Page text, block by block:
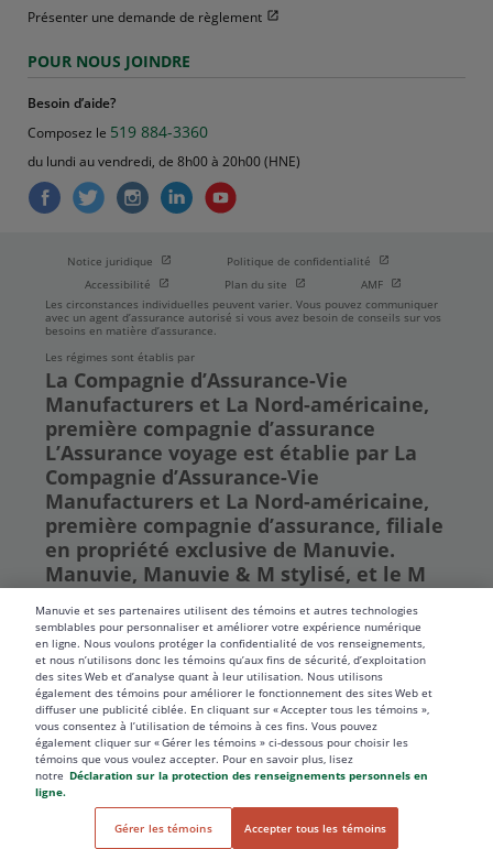
Présenter une demande de règlement Ouvrir dans une nouvelle fenetre
POUR NOUS JOINDRE
Besoin d’aide?
Composez le 519 884-3360
du lundi au vendredi, de 8h00 à 20h00 (HNE)
Notice juridique Ouvrir dans une nouvelle fenetre
Politique de confidentialité
Ouvrir dans une
Accessibilité
Ouvrir dans une nouvelle fenetre
Plan du site Ouvrir dans une nouvelle fenetre
AMF Ouvrir dans une
Les circonstances individuelles peuvent varier. Vous pouvez communiquer
avec un agent d’assurance autorisé si vous avez besoin de conseils sur vos
besoins en matière d’assurance.
Les régimes sont établis par
La Compagnie d’Assurance-Vie
Manufacturers et La Nord-américaine,
première compagnie d’assurance
L’Assurance voyage est établie par La
Compagnie d’Assurance-Vie
Manufacturers et La Nord-américaine,
première compagnie d’assurance, filiale
en propriété exclusive de Manuvie.
Manuvie, Manuvie & M stylisé, et le M
de La Compagnie d’Assurance-Vie
Manufacturers et sont utilisés par elle,
ainsi que par ses sociétés affiliées sous
licence. © La Compagnie d’Assurance-
Vie Manufacturers, 2019. Tous droits
réservés. Manuvie, C.P. 670, Station
Waterloo, Waterloo (Ontario) N2J 4B8
Manuvie et ses partenaires utilisent des témoins et autres technologies
semblables pour personnaliser et améliorer votre expérience numérique
en ligne. Nous voulons protéger la confidentialité de vos renseignements,
et nous n’utilisons donc les témoins qu’aux fins de sécurité, d’exploitation
des sites Web et d’analyse quant à leur utilisation. Nous utilisons
également des témoins pour améliorer le fonctionnement des sites Web et
diffuser une publicité ciblée. En cliquant sur « Accepter tous les témoins »,
vous consentez à l’utilisation de témoins à ces fins. Vous pouvez
également cliquer sur « Gérer les témoins » ci-dessous pour choisir les
témoins que vous voulez accepter. Pour en savoir plus, lisez
notre Déclaration sur la protection des renseignements personnels en
ligne.
Gérer les témoins Accepter tous les témoins